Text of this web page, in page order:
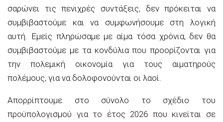
σαρώνει τις πενιχρές συντάξεις, δεν πρόκειται να
συμβιβαστούμε και να συμφωνήσουμεστη λογική
αυτή.
Εμείς πληρώσαμε με αίμα τόσα χρόνια, δεν θα
συμβιβαστούμε με τα κονδύλια που προορίζονται για
την πολεμική οικονομία για τους αιματηρούς
πολέμους, για να δολοφονούνται οι λαοί.
Απορρίπτουμε στο σύνολο το σχέδιο του
προϋπολογισμού για το έτος 2026 που κινείται σε